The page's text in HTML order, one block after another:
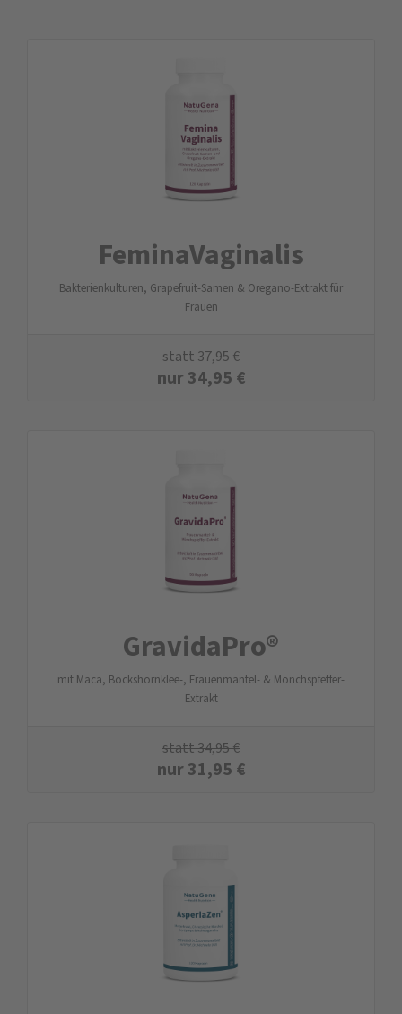
FeminaVaginalis
Bakterienkulturen, Grapefruit-Samen & Oregano-Extrakt für
Frauen
statt37,95€
nur34,95 €
GravidaPro®
mit Maca, Bockshornklee-, Frauenmantel- & Mönchspfeffer-
Extrakt
statt34,95€
nur31,95 €